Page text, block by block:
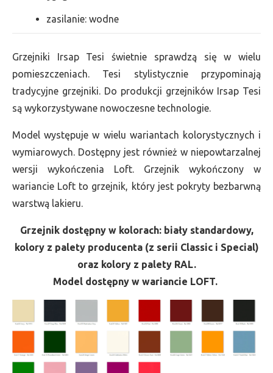
zasilanie: wodne
Grzejniki Irsap Tesi świetnie sprawdzą się w wielu
pomieszczeniach. Tesi stylistycznie przypominają
tradycyjne grzejniki. Do produkcji grzejników Irsap Tesi
są wykorzystywane nowoczesne technologie.
Model występuje w wielu wariantach kolorystycznych i
wymiarowych. Dostępny jest również w niepowtarzalnej
wersji wykończenia Loft. Grzejnik wykończony w
wariancie Loft to grzejnik, który jest pokryty bezbarwną
warstwą lakieru.
Grzejnik dostępny w kolorach: biały standardowy,
kolory z palety producenta (z serii Classic i Special)
oraz kolory z palety RAL.
Model dostępny w wariancie LOFT.